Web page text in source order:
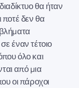
θα ήταν
ποτέ δεν θα
έναν τέτοιο
όλο και
από μια
οι πάροχοι